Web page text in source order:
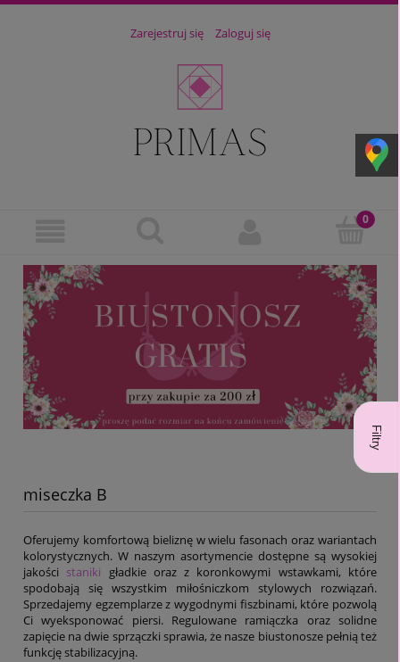
Zarejestruj się Zaloguj się
Filtry
miseczka B
Oferujemy komfortową bieliznę w wielu fasonach oraz wariantach
kolorystycznych. W naszym asortymencie dostępne są wysokiej
jakości staniki gładkie oraz z koronkowymi wstawkami, które
spodobają się wszystkim miłośniczkom stylowych rozwiązań.
Sprzedajemy egzemplarze z wygodnymi fiszbinami, które pozwolą
Ci wyeksponować piersi. Regulowane ramiączka oraz solidne
zapięcie na dwie sprzączki sprawia, że nasze biustonosze pełnią też
funkcję stabilizacyjną.